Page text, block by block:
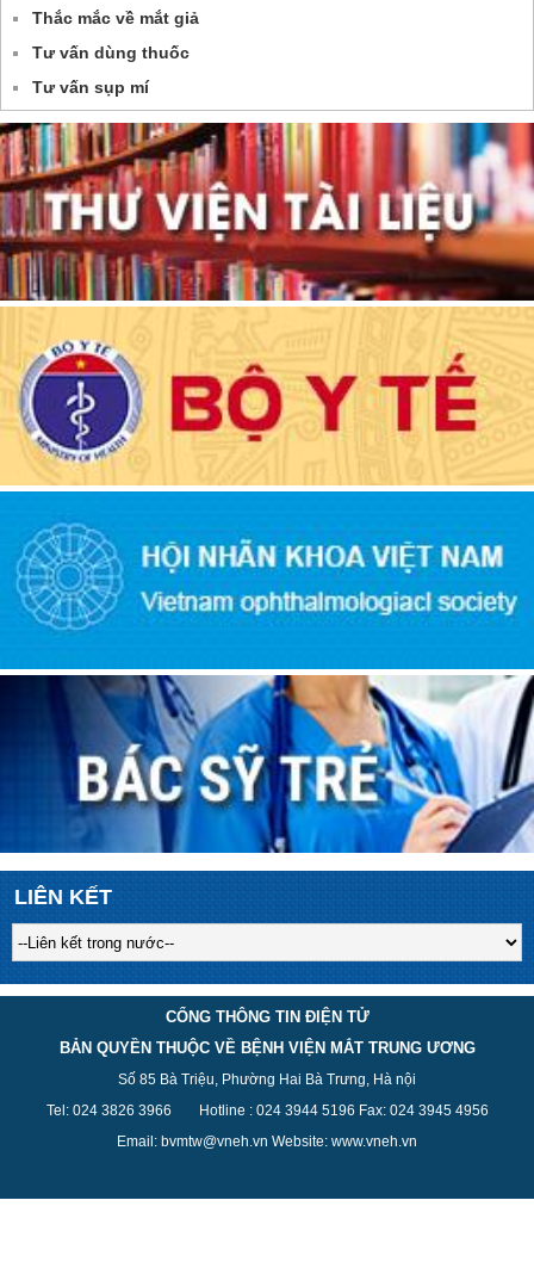
Thắc mắc về mắt giả
Tư vấn dùng thuốc
Tư vấn sụp mí
LIÊN KẾT
CỔNG THÔNG TIN ĐIỆN TỬ
BẢN QUYỀN THUỘC VỀ BỆNH VIỆN MẮT TRUNG ƯƠNG
Số 85 Bà Triệu, Phường Hai Bà Trưng, Hà nội
Tel: 024 3826 3966 Hotline : 024 3944 5196 Fax: 024 3945 4956
Email: bvmtw@vneh.vn Website: www.vneh.vn